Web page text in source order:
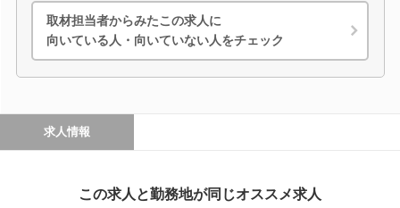
取材担当者からみたこの求人に
向いている人・向いていない人をチェック
求人情報
この求人と勤務地が同じオススメ求人